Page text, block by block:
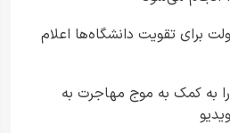
برای تقویت دانشگاه‌ها اعلام
به کمک به موج مهاجرت به